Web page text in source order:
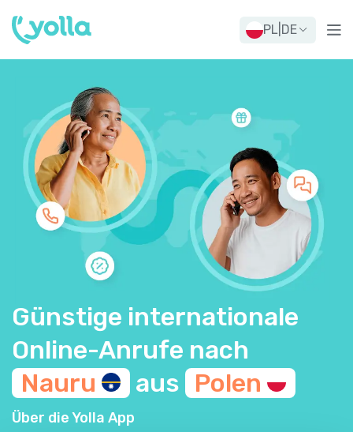
PL DE
Günstige internationale
Online-Anrufe nach
Nauru
aus Polen
Über die Yolla App